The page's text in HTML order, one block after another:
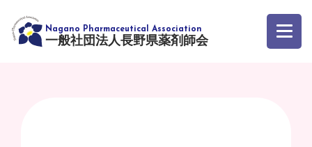
一般社団法人長野県薬剤師会